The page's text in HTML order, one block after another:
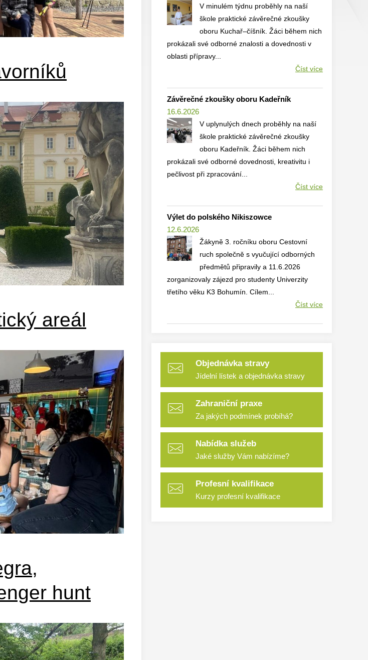
areál
hunt
V minulém týdnu proběhly na naší
škole praktické závěrečné zkoušky
oboru Kuchař–číšník. Žáci během nich
prokázali své odborné znalosti a dovednosti v
oblasti přípravy...
Číst více
Závěrečné zkoušky oboru Kadeřník
16.6.2026
V uplynulých dnech proběhly na naší
škole praktické závěrečné zkoušky
oboru Kadeřník. Žáci během nich
prokázali své odborné dovednosti, kreativitu i
pečlivost při zpracování...
Číst více
Výlet do polského Nikiszowce
12.6.2026
Žákyně 3. ročníku oboru Cestovní
ruch společně s vyučující odborných
předmětů připravily a 11.6.2026
zorganizovaly zájezd pro studenty Univerzity
třetího věku K3 Bohumín. Cílem...
Číst více
Objednávka stravy
Jídelní lístek a objednávka stravy
Zahraniční praxe
Za jakých podmínek probíhá?
Nabídka služeb
Jaké služby Vám nabízíme?
Profesní kvalifikace
Kurzy profesní kvalifikace